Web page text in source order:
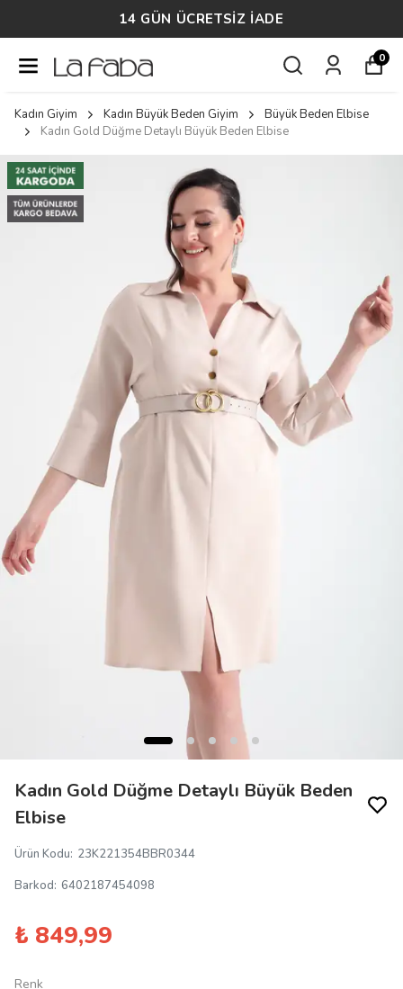
14 GÜN ÜCRETSİZ İADE
0
Kadın Giyim Kadın Büyük Beden Giyim
Büyük Beden Elbise
Kadın Gold Düğme Detaylı Büyük Beden Elbise
Kadın Gold Düğme Detaylı Büyük Beden
Elbise
Ürün Kodu: 23K221354BBR0344
Barkod: 6402187454098
₺ 849,99
Renk